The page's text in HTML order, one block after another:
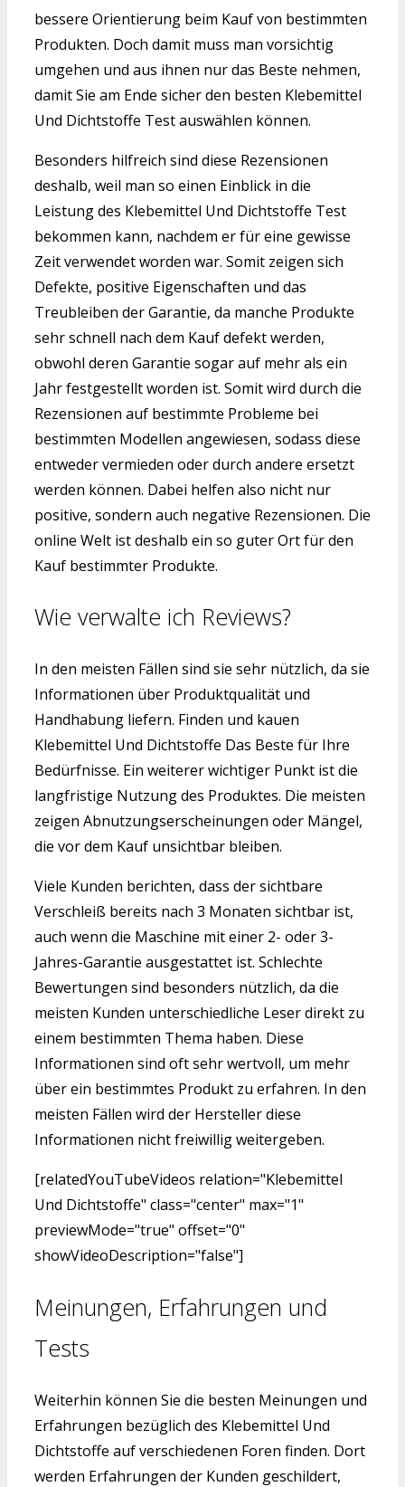
bessere Orientierung beim Kauf von bestimmten
Produkten. Doch damit muss man vorsichtig
umgehen und aus ihnen nur das Beste nehmen,
damit Sie am Ende sicher den besten Klebemittel
Und Dichtstoffe Test auswählen können.
Besonders hilfreich sind diese Rezensionen
deshalb, weil man so einen Einblick in die
Leistung des Klebemittel Und Dichtstoffe Test
bekommen kann, nachdem er für eine gewisse
Zeit verwendet worden war. Somit zeigen sich
Defekte, positive Eigenschaften und das
Treubleiben der Garantie, da manche Produkte
sehr schnell nach dem Kauf defekt werden,
obwohl deren Garantie sogar auf mehr als ein
Jahr festgestellt worden ist. Somit wird durch die
Rezensionen auf bestimmte Probleme bei
bestimmten Modellen angewiesen, sodass diese
entweder vermieden oder durch andere ersetzt
werden können. Dabei helfen also nicht nur
positive, sondern auch negative Rezensionen. Die
online Welt ist deshalb ein so guter Ort für den
Kauf bestimmter Produkte.
Wie verwalte ich Reviews?
In den meisten Fällen sind sie sehr nützlich, da sie
Informationen über Produktqualität und
Handhabung liefern. Finden und kauen
Klebemittel Und Dichtstoffe Das Beste für Ihre
Bedürfnisse. Ein weiterer wichtiger Punkt ist die
langfristige Nutzung des Produktes. Die meisten
zeigen Abnutzungserscheinungen oder Mängel,
die vor dem Kauf unsichtbar bleiben.
Viele Kunden berichten, dass der sichtbare
Verschleiß bereits nach 3 Monaten sichtbar ist,
auch wenn die Maschine mit einer 2- oder 3-
Jahres-Garantie ausgestattet ist. Schlechte
Bewertungen sind besonders nützlich, da die
meisten Kunden unterschiedliche Leser direkt zu
einem bestimmten Thema haben. Diese
Informationen sind oft sehr wertvoll, um mehr
über ein bestimmtes Produkt zu erfahren. In den
meisten Fällen wird der Hersteller diese
Informationen nicht freiwillig weitergeben.
[relatedYouTubeVideos relation="Klebemittel
Und Dichtstoffe" class="center" max="1"
previewMode="true" offset="0"
showVideoDescription="false"]
Meinungen, Erfahrungen und
Tests
Weiterhin können Sie die besten Meinungen und
Erfahrungen bezüglich des Klebemittel Und
Dichtstoffe auf verschiedenen Foren finden. Dort
werden Erfahrungen der Kunden geschildert,